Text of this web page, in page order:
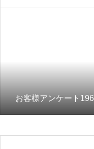
お客様アンケート196